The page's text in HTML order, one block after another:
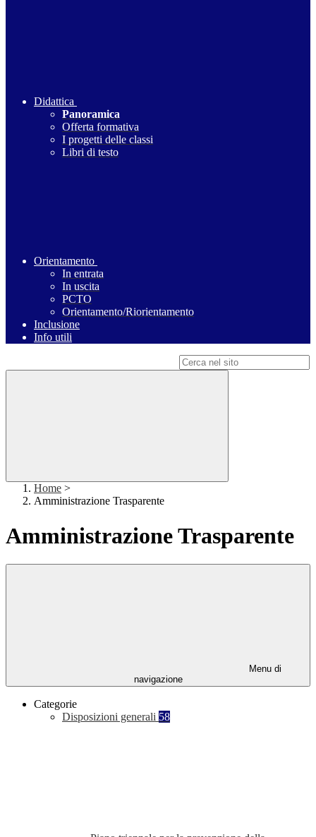
Didattica
Panoramica
Offerta formativa
I progetti delle classi
Libri di testo
Orientamento
In entrata
In uscita
PCTO
Orientamento/Riorientamento
Inclusione
Info utili
Home >
Amministrazione Trasparente
Amministrazione Trasparente
Menu di
navigazione
Categorie
Disposizioni generali 58